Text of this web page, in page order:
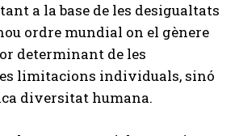
a la base de les desigualtats
ordre mundial on el gènere
determinant de les
limitacions individuals, sinó
diversitat humana.